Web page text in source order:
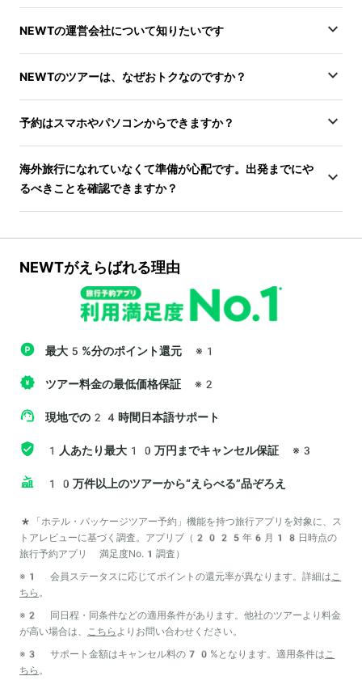
NEWTの運営会社について知りたいです
NEWTのツアーは、なぜおトクなのですか？
予約はスマホやパソコンからできますか？
海外旅行になれていなくて準備が心配です。出発までにや
るべきことを確認できますか？
NEWTがえらばれる理由
最大5%分のポイント還元 ※1
ツアー料金の最低価格保証 ※2
現地での24時間日本語サポート
1人あたり最大10万円までキャンセル保証 ※3
10万件以上のツアーから“えらべる”品ぞろえ
*「ホテル・パッケージツアー予約」機能を持つ旅行アプリを対象に、ス
トアレビューに基づく調査。アプリブ（2025年6月18日時点の
旅行予約アプリ 満足度No.1調査）
※1 会員ステータスに応じてポイントの還元率が異なります。詳細は こ
ちら 。
※2 同日程・同条件などの適用条件があります。他社のツアーより料金
が高い場合は、
こちら よりお問い合わせください。
※3 サポート金額はキャンセル料の70%となります。適用条件は こ
ちら 。